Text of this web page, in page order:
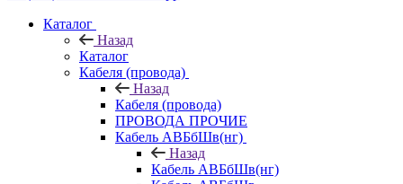
Каталог
Назад
Каталог
Кабеля (провода)
Назад
Кабеля (провода)
ПРОВОДА ПРОЧИЕ
Кабель АВБбШв(нг)
Назад
Кабель АВБбШв(нг)